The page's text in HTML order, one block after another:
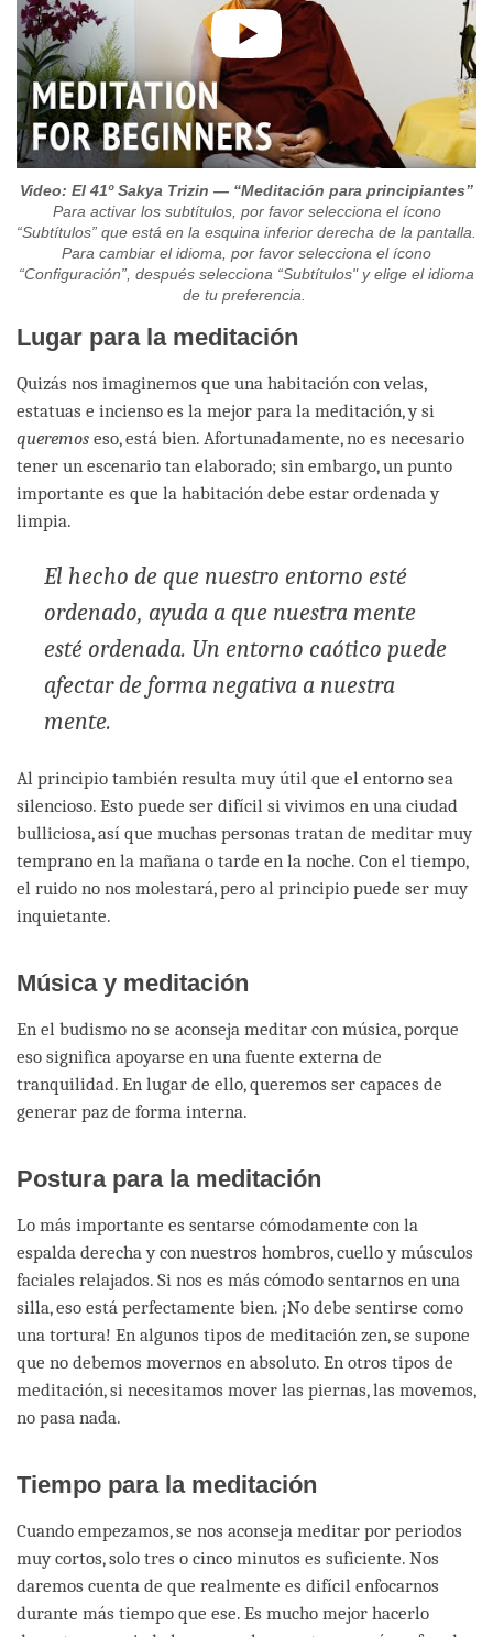
Video: El 41º Sakya Trizin — “Meditación para principiantes”
Para activar los subtítulos, por favor selecciona el ícono
“Subtítulos” que está en la esquina inferior derecha de la pantalla.
Para cambiar el idioma, por favor selecciona el ícono
“Configuración”, después selecciona “Subtítulos" y elige el idioma
de tu preferencia.
Lugar para la meditación
Quizás nos imaginemos que una habitación con velas,
estatuas e incienso es la mejor para la meditación, y si
queremos eso, está bien. Afortunadamente, no es necesario
tener un escenario tan elaborado; sin embargo, un punto
importante es que la habitación debe estar ordenada y
limpia.
El hecho de que nuestro entorno esté
ordenado, ayuda a que nuestra mente
esté ordenada. Un entorno caótico puede
afectar de forma negativa a nuestra
mente.
Al principio también resulta muy útil que el entorno sea
silencioso. Esto puede ser difícil si vivimos en una ciudad
bulliciosa, así que muchas personas tratan de meditar muy
temprano en la mañana o tarde en la noche. Con el tiempo,
el ruido no nos molestará, pero al principio puede ser muy
inquietante.
Música y meditación
En el budismo no se aconseja meditar con música, porque
eso significa apoyarse en una fuente externa de
tranquilidad. En lugar de ello, queremos ser capaces de
generar paz de forma interna.
Postura para la meditación
Lo más importante es sentarse cómodamente con la
espalda derecha y con nuestros hombros, cuello y músculos
faciales relajados. Si nos es más cómodo sentarnos en una
silla, eso está perfectamente bien. ¡No debe sentirse como
una tortura! En algunos tipos de meditación zen, se supone
que no debemos movernos en absoluto. En otros tipos de
meditación, si necesitamos mover las piernas, las movemos,
no pasa nada.
Tiempo para la meditación
Cuando empezamos, se nos aconseja meditar por periodos
muy cortos, solo tres o cinco minutos es suficiente. Nos
daremos cuenta de que realmente es difícil enfocarnos
durante más tiempo que ese. Es mucho mejor hacerlo